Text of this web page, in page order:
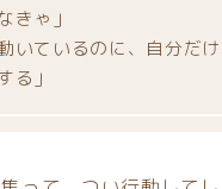
きゃ」
いているのに、自分だ
る」